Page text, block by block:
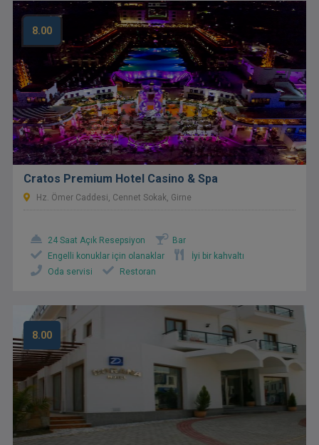
8.00
Cratos Premium Hotel Casino & Spa
Hz. Ömer Caddesi, Cennet Sokak, Girne
24 Saat Açık Resepsiyon
Bar
Engelli konuklar için olanaklar
İyi bir kahvaltı
Oda servisi
Restoran
8.00